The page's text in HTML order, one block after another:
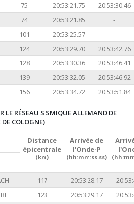
75 20:53:21.75
20:53:30.46
74 20:53:21.85
-
101 20:53:25.57
-
124 20:53:29.70
20:53:42.76
128 20:53:30.36
20:53:46.41
139 20:53:32.05
20:53:46.92
156 20:53:34.72 20:53:51.84
LE RÉSEAU SISMIQUE ALLEMAND DE
DE COLOGNE)
Distance
épicentrale
(km)
Arrivée de
l'Onde-P
(hh:mm:ss.ss)
117 20:53:28.17
123 20:53:29.17